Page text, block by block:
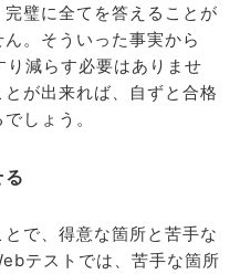
璧に全てを答えることが
。そういった事実から
り減らす必要はありませ
が出来れば、自ずと合格
しょう。
で、得意な箇所と苦手な
テストでは、苦手な箇所